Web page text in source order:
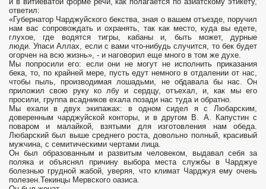
ответил:
«Губернатор Чарджуйского бекства, зная о вашем отъезде, поручил
нам вас сопровождать и охранять, так как место, куда вы едете,
глухое, где водятся тигры, кабаны и, быть может, дурные
люди. Упаси Аллах, если с вами что-нибудь случится, то бек будет
огорчен на всю жизнь», - и наговорил еще много в том же духе.
Мы попросили его: если они не могут не исполнить приказания
бека, то, по крайней мере, пусть едут немного в отдалении от нас,
чтобы пыль, производимая лошадьми, не обдавала бы нас. Он
приложил свою руку ко лбу и сердцу, отъехал, и, как мы его
просили, группа всадников ехала позади нас туда и обратно.
Мы ехали в двух экипажах: в одном сидел я с Любарским,
доверенным чарджуйской конторы, и в другом В. А. Капустин с
поваром и малайкой, взятыми для изготовления нам обеда.
Любарский был выше среднего роста, довольно полный, красивый
мужчина, с семитическими чертами лица.
Он был образованным и развитым человеком, выдавал себя за
поляка и объяснял причину выбора места службы в Чарджуе
болезнью грудной жабой, уверяя, что климат Чарджуя ему очень
полезен.Текинцы Мервского оазиса.